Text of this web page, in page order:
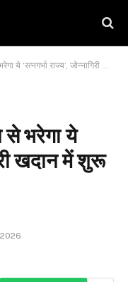
जोन्नागिरी खदान में शुरू हुआ सोने का उत्पादन
भरेगा ये
खदान में शुरू